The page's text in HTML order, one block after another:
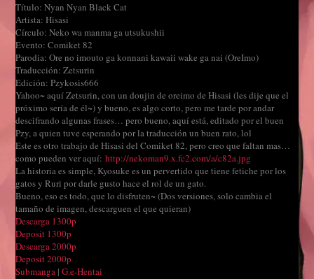
Título: Nyan Nyan Black Cat
Artista: Hisasi
Círculo: Neko wa manma ga utsukushii
Evento: Comiket 82
Parodia: Ore no imouto ga konnani kawaii wake ga nai (OreImo)
Traducción: Zetsurin
Edición: Pzykosis666
Yahoo~ aquí Zetsurin, con un doujin de oreimo de Hisasi (les dije que el
próximo sería de él~) y bueno, es algo corto, pero me tarde por andar
descifrando algunas frases… pero bueno, aquí está, editado por el buen
Pzy, a quien tuve esperando por la traducción un buen rato, lol
Este es otro trabajo de Hisasi del Comiket 82, pero creo que faltan mas…
como pueden ver aquí:http://nekoman9.x.fc2.com/a/c82a.jpg
La historia es simple, Kyosuke es un pervertido que tiene fetiche por los
gatos y Ruri por darle gusto hace el rol de un gato.
Bueno, eso es todo, que lo disfruten~ (Dos versiones, solo cambia el
tamaño de imagen, descarguen el que quieran)
Descarga 1300p
Deposit 1300p
Descarga 2000p
Deposit 2000p
Submanga |G.e-Hentai